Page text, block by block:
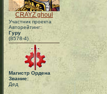
CRAYZ ghoul
Участник проекта
Авторейтинг:
Гуру
(8578-4)
Магистр Ордена
Звание:
Дед